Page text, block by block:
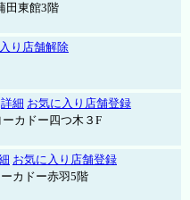
田東館3階
り店舗解除
詳細 お気に入り店舗登録
カドー四つ木３F
お気に入り店舗登録
カドー赤羽5階